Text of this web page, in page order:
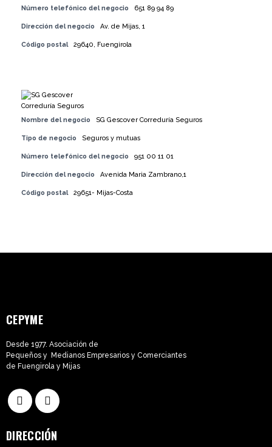
Número telefónico del negocio 651 89 94 89
Dirección del negocio Av. de Mijas, 1
Código postal 29640, Fuengirola
Nombre del negocio SG Gescover Correduría Seguros
Tipo de negocio Seguros y mutuas
Número telefónico del negocio 951 00 11 01
Dirección del negocio Avenida Maria Zambrano,1
Código postal 29651- Mijas-Costa
CEPYME
Desde 1977. Asociación de
Pequeños y Medianos Empresarios y Comerciantes
de Fuengirola y Mijas
DIRECCIÓN